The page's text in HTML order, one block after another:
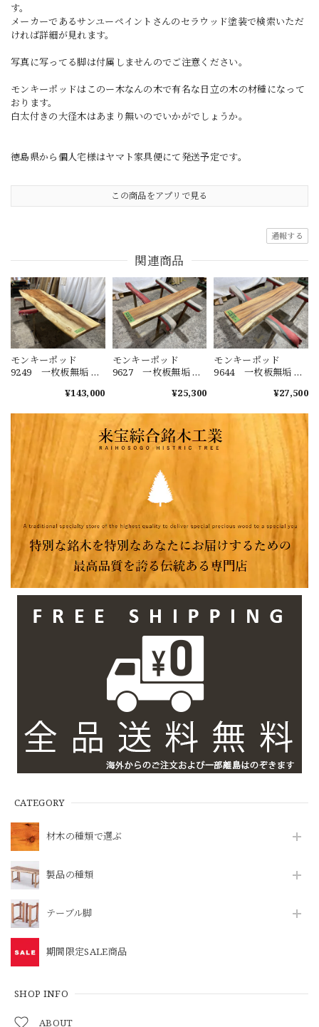
CATEGORY
材木の種類で選ぶ
製品の種類
テーブル脚
期間限定SALE商品
SHOP INFO
ABOUT
す。
メーカーであるサンユーペイントさんのセラウッド塗装で検索いただ
ければ詳細が見れます。
写真に写ってる脚は付属しませんのでご注意ください。
モンキーポッドはこのー木なんの木で有名な日立の木の材種になって
おります。
白太付きの大径木はあまり無いのでいかがでしょうか。
徳島県から個人宅様はヤマト家具便にて発送予定です。
この商品をアプリで見る
通報する
関連商品
モンキーポッド
9249 一枚板無垢 乾
ｘ43mm 天板のみ
ーテーブル ダイニ
ングテーブル
¥143,000
モンキーポッド
9627 一枚板無垢 乾
ｘ40mm カウンタ
ル ダイニングテー
ブル
¥25,300
モンキーポッド
9644 一枚板無垢 乾
ｘ50mm カウンタ
ブル
¥27,500